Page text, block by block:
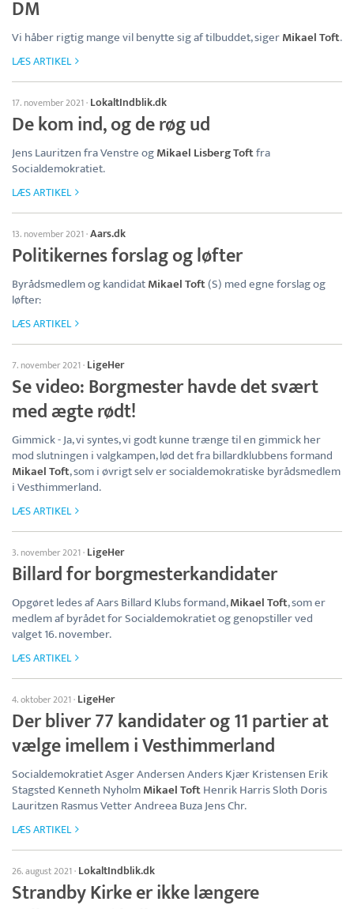
DM
Vi håber rigtig mange vil benytte sig af tilbuddet, sigerMikael Toft.
LÆS ARTIKEL
17. november 2021· LokaltIndblik.dk
De kom ind, og de røg ud
Jens Lauritzen fra Venstre ogMikael Lisberg Toftfra
Socialdemokratiet.
LÆS ARTIKEL
13. november 2021·Aars.dk
Politikernes forslag og løfter
Byrådsmedlem og kandidatMikael Toft(S) med egne forslag og
løfter:
LÆS ARTIKEL
7. november 2021· LigeHer
Se video: Borgmester havde det svært
med ægte rødt!
Gimmick - Ja, vi syntes, vi godt kunne trænge til en gimmick her
mod slutningen i valgkampen, lød det fra billardklubbens formand
Mikael Toft, som i øvrigt selv er socialdemokratiske byrådsmedlem
i Vesthimmerland.
LÆS ARTIKEL
3. november 2021· LigeHer
Billard for borgmesterkandidater
Opgøret ledes af Aars Billard Klubs formand,Mikael Toft, som er
medlem af byrådet for Socialdemokratiet og genopstiller ved
valget 16. november.
LÆS ARTIKEL
4. oktober 2021· LigeHer
Der bliver 77 kandidater og 11 partier at
vælge imellem i Vesthimmerland
Socialdemokratiet Asger Andersen Anders Kjær Kristensen Erik
Stagsted Kenneth NyholmMikael ToftHenrik Harris Sloth Doris
Lauritzen Rasmus Vetter Andreea Buza Jens Chr.
LÆS ARTIKEL
26. august 2021· LokaltIndblik.dk
Strandby Kirke er ikke længere